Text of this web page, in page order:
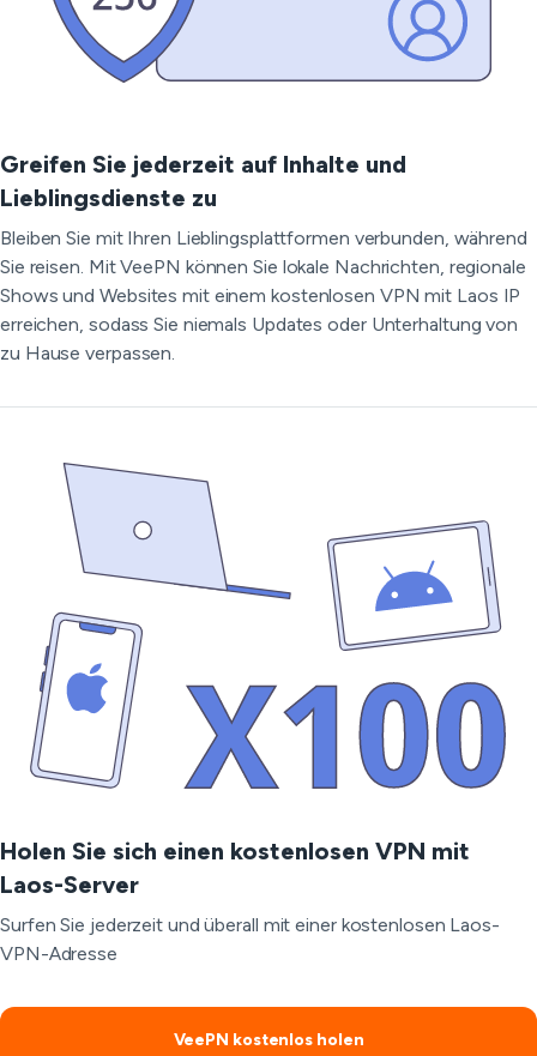
Greifen Sie jederzeit auf Inhalte und
Lieblingsdienste zu
Bleiben Sie mit Ihren Lieblingsplattformen verbunden, während
Sie reisen. Mit VeePN können Sie lokale Nachrichten, regionale
Shows und Websites mit einem kostenlosen VPN mit Laos IP
erreichen, sodass Sie niemals Updates oder Unterhaltung von
zu Hause verpassen.
Holen Sie sich einen kostenlosen VPN mit
Laos-Server
Surfen Sie jederzeit und überall mit einer kostenlosen Laos-
VPN-Adresse
VeePN kostenlos holen